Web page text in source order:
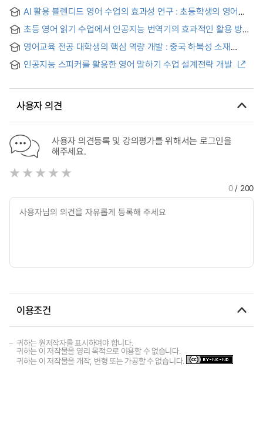
universities = 중국 대학의 영어 전공자를 위한 학습자 에이전시
양성 연구
AI 활용 블렌디드 영어 수업의 효과성 연구 : 초등학생의 영어
Effectiveness of AI-Enhanced Blended English Classes:
Focusing on Elementary Students' English Learning
Motivation and Attitudes Toward AI
초등 영어 읽기 수업에서 인공지능 번역기의 효과적인 활용 방안
Reading Classes
영어교육 전공 대학생의 핵심 역량 개발 : 중국 하북성 소재
Competences of English Education Students ; Focused on
인공지능 스피커를 활용한 영어 말하기 수업 설계전략 개발
사용자 의견
사용자 의견등록 및 강의평가를 위해서는 로그인을
해주세요.
0/ 200
이용조건
귀하는 원저작자를 표시하여야 합니다.
귀하는 이 저작물을 영리 목적으로 이용할 수 없습니다.
귀하는 이 저작물을 개작, 변형 또는 가공할 수 없습니다.